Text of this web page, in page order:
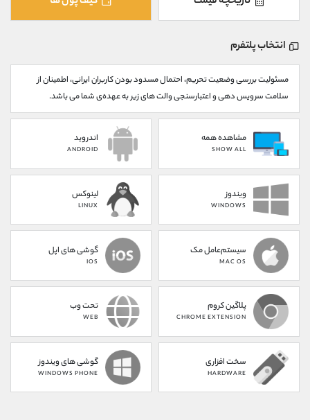
انتخاب پلتفرم
مسئولیت بررسی وضعیت تحریم، احتمال مسدود بودن کاربران ایرانی، اطمینان از
سلامت سرویس دهی و اعتبارسنجی والت های زیر به عهده‌ی شما می باشد.
مشاهده همه
SHOW ALL
اندروید
ANDROID
ویندوز
WINDOWS
لینوکس
LINUX
سیستم‌عامل مک
MAC OS
گوشی های اپل
IOS
پلاگین کروم
CHROME EXTENSION
تحت وب
WEB
سخت افزاری
HARDWARE
گوشی های ویندوز
WINDOWS PHONE
@alirezamehrabi_official